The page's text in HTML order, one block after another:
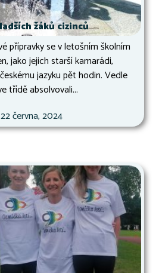
žáků cizinců
přípravky se v letošním školním
jako jejich starší kamarádi,
jazyku pět hodin. Vedle
třídě absolvovali...
22 června, 2024